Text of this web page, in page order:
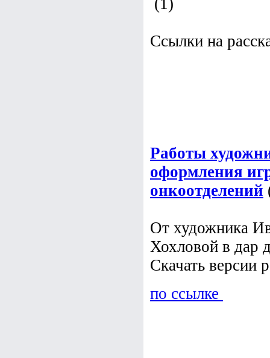
(1)
Ссылки на
Работы
оформления
онкоотделений
От художника
Хохловой в дар
Скачать версии
по ссылке